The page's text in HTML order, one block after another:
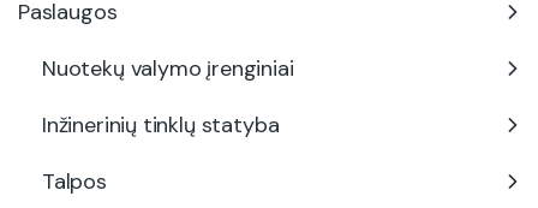
Paslaugos
Nuotekų valymo įrenginiai
Inžinerinių tinklų statyba
Talpos